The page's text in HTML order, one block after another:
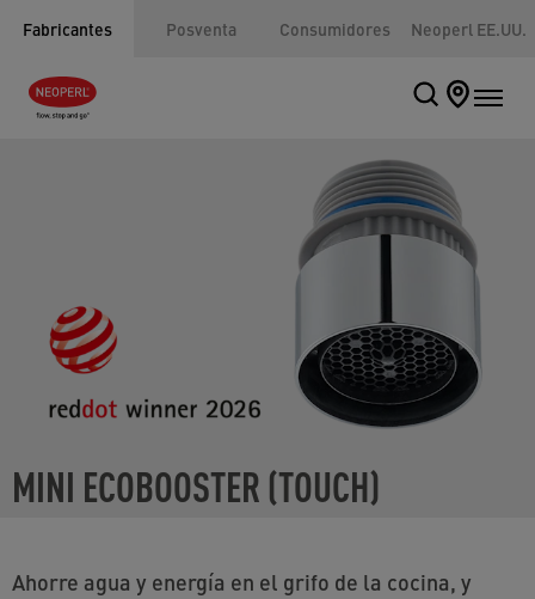
Fabricantes Posventa Consumidores Neoperl EE.UU.
MINI ECOBOOSTER (TOUCH)
Ahorre agua y energía en el grifo de la cocina, y